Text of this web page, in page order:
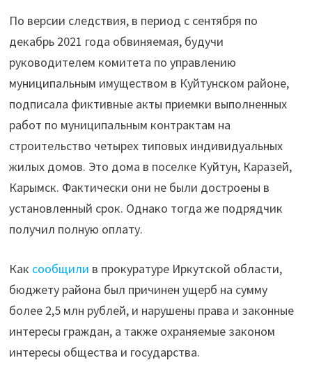
полномочий"
По версии следствия, в период с сентября по
декабрь 2021 года обвиняемая, будучи
руководителем комитета по управлению
муниципальным имуществом в Куйтунском районе,
подписала фиктивные акты приемки выполненных
работ по муниципальным контрактам на
строительство четырех типовых индивидуальных
жилых домов. Это дома в поселке Куйтун, Каразей,
Карымск. Фактически они не были достроены в
установленный срок. Однако тогда же подрядчик
получил полную оплату.
Как сообщили в прокуратуре Иркутской области,
бюджету района был причинен ущерб на сумму
более 2,5 млн рублей, и нарушены права и законные
интересы граждан, а также охраняемые законом
интересы общества и государства.